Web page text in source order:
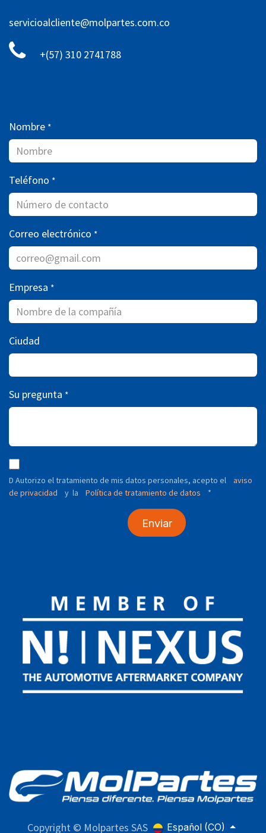
servicioalcliente@molpartes.com.co
+(57) 310 2741788
Nombre *
Teléfono *
Correo electrónico *
Empresa *
Ciudad
Su pregunta *
D Autorizo ​​el tratamiento de mis datos personales, acepto el
aviso
de privacidad
y la Política de tratamiento de datos *
Enviar
Copyright © Molpartes SAS Español (CO)